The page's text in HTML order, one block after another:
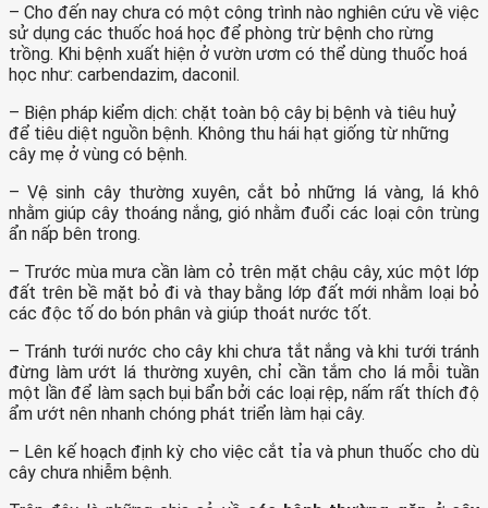
– Cho đến nay chưa có một công trình nào nghiên cứu về việc
sử dụng các thuốc hoá học để phòng trừ bệnh cho rừng
trồng. Khi bệnh xuất hiện ở vườn ươm có thể dùng thuốc hoá
học như: carbendazim, daconil.
– Biện pháp kiểm dịch: chặt toàn bộ cây bị bệnh và tiêu huỷ
để tiêu diệt nguồn bệnh. Không thu hái hạt giống từ những
cây mẹ ở vùng có bệnh.
– Vệ sinh cây thường xuyên, cắt bỏ những lá vàng, lá khô
nhằm giúp cây thoáng nắng, gió nhằm đuổi các loại côn trùng
ẩn nấp bên trong.
– Trước mùa mưa cần làm cỏ trên mặt chậu cây, xúc một lớp
đất trên bề mặt bỏ đi và thay bằng lớp đất mới nhằm loại bỏ
các độc tố do bón phân và giúp thoát nước tốt.
– Tránh tưới nước cho cây khi chưa tắt nắng và khi tưới tránh
đừng làm ướt lá thường xuyên, chỉ cần tắm cho lá mỗi tuần
một lần để làm sạch bụi bẩn bởi các loại rệp, nấm rất thích độ
ẩm ướt nên nhanh chóng phát triển làm hại cây.
– Lên kế hoạch định kỳ cho việc cắt tỉa và phun thuốc cho dù
cây chưa nhiễm bệnh.